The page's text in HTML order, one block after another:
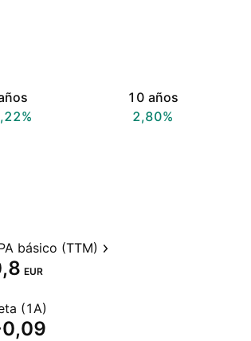
10 años
2,80%
básico (TTM)
EUR
(1A)